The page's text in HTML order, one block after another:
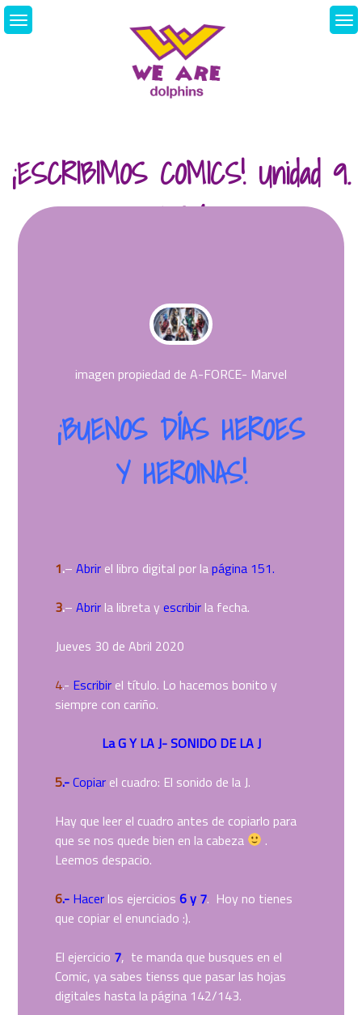
Skip
to
¡ESCRIBIMOS COMICS! Unidad 9.
30/04
imagen propiedad de A-FORCE- Marvel
¡BUENOS DÍAS HEROES
Y HEROINAS!
1.– Abrir el libro digital por lapágina 151.
3.– Abrir la libreta y escribir la fecha.
Jueves 30 de Abril 2020
4.- Escribirel título. Lo hacemos bonito y
siempre con cariño.
La G Y LA J- SONIDO DE LA J
5.-Copiarel cuadro: El sonido de la J.
Hay que leer el cuadro antes de copiarlo para
que se nos quede bien en la cabeza
.
Leemos despacio.
6.- Hacer los ejercicios 6 y 7. Hoy no tienes
que copiar el enunciado :).
El ejercicio 7, te manda que busques en el
Comic, ya sabes tienss que pasar las hojas
digitales hasta la página 142/143.